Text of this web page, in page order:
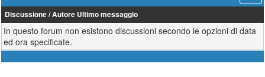
Discussione/Autore Ultimo messaggio
In questo forum non esistono discussioni secondo le opzioni di data
ed ora specificate.